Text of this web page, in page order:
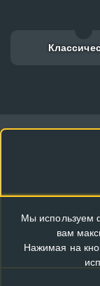
Мы используем
вам
Нажимая на